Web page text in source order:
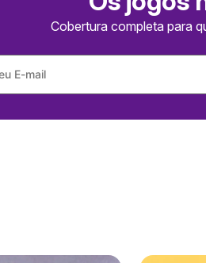
Cobertura completa para